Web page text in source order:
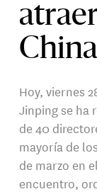
China
Hoy, viernes
Jinping se ha
de 40
mayoría de
de marzo en
encuentro,